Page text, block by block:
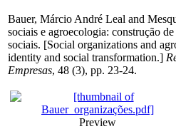
Bauer, Márcio André Leal and
sociais e agroecologia: construção
sociais. [Social organizations and
identity and social transformation.]
Empresas, 48 (3), pp. 23-24.
Preview